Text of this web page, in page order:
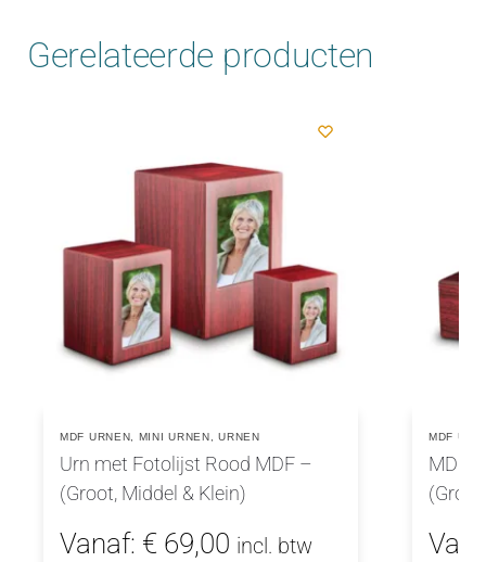
Gerelateerde producten
MDF URNEN MINI URNEN ,URNEN
Urn met Fotolijst Rood MDF –
(Groot, Middel & Klein)
Vanaf: € 69,00 incl. btw
MDF
MDF